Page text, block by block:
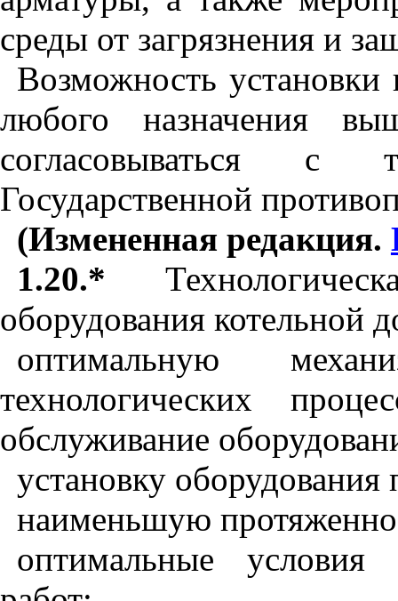
среды от загрязнения и
Возможность
любого назначения
согласовываться с
Государственной
(Измененная редакция.
1.20.*
оборудования котельной
оптимальную
технологических
обслуживание
установку оборудования
наименьшую
оптимальные